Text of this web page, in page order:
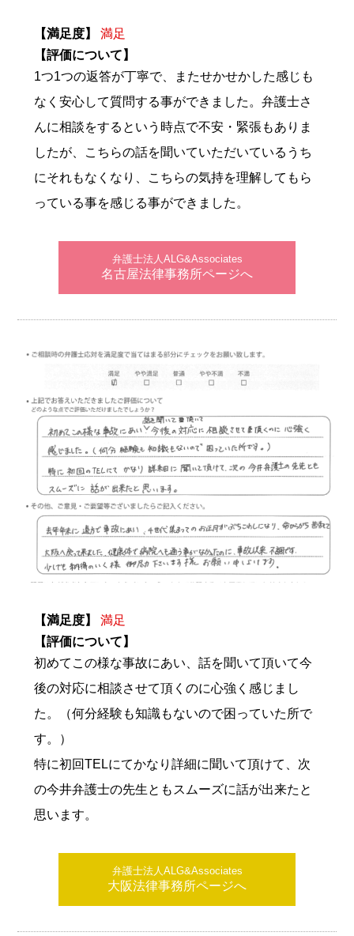
【満足度】
満足
【評価について】
1つ1つの返答が丁寧で、またせかせかした感じも
なく安心して質問する事ができました。弁護士さ
んに相談をするという時点で不安・緊張もありま
したが、こちらの話を聞いていただいているうち
にそれもなくなり、こちらの気持を理解してもら
っている事を感じる事ができました。
弁護士法人ALG&Associates
名古屋法律事務所ページへ
【満足度】
満足
【評価について】
初めてこの様な事故にあい、話を聞いて頂いて今
後の対応に相談させて頂くのに心強く感じまし
た。（何分経験も知識もないので困っていた所で
す。）
特に初回TELにてかなり詳細に聞いて頂けて、次
の今井弁護士の先生ともスムーズに話が出来たと
思います。
弁護士法人ALG&Associates
大阪法律事務所ページへ